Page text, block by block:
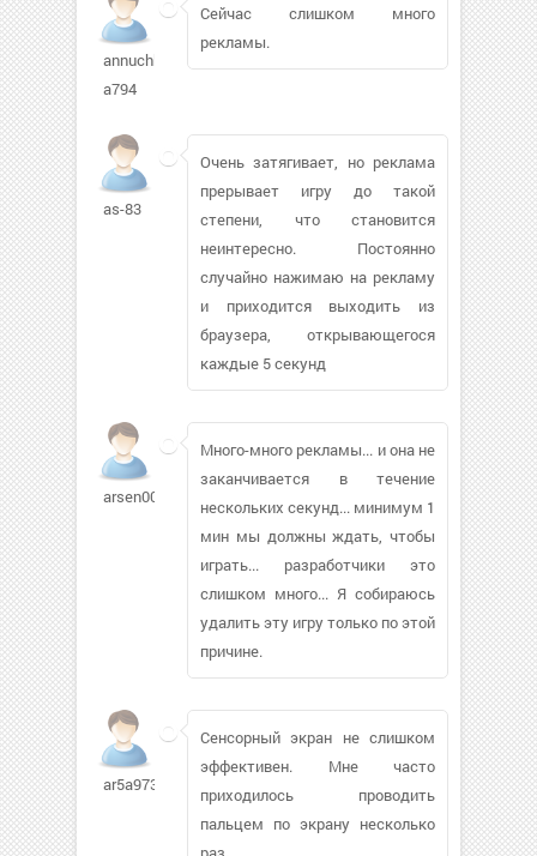
annuchka-
a794
Сейчас слишком много
рекламы.
as-83
Очень затягивает, но реклама
прерывает игру до такой
степени, что становится
неинтересно. Постоянно
случайно нажимаю на рекламу
и приходится выходить из
браузера, открывающегося
каждые 5 секунд
arsen00794
Много-много рекламы... и она не
заканчивается в течение
нескольких секунд... минимум 1
мин мы должны ждать, чтобы
играть... разработчики это
слишком много... Я собираюсь
удалить эту игру только по этой
причине.
ar5a9738
Сенсорный экран не слишком
эффективен. Мне часто
приходилось проводить
пальцем по экрану несколько